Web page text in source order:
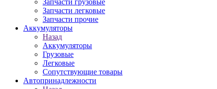
Запчасти легковые
Запчасти прочие
Аккумуляторы
Назад
Аккумуляторы
Грузовые
Легковые
Сопутствующие товары
Автопринадлежности